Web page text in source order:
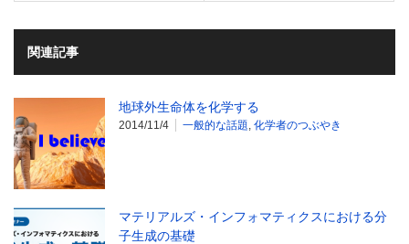
関連記事
地球外生命体を化学する
2014/11/4 一般的な話題, 化学者のつぶやき
マテリアルズ・インフォマティクスにおける分
子生成の基礎